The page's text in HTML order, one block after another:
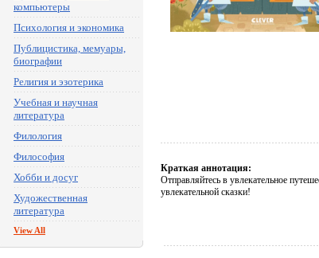
компьютеры
Психология и экономика
Публицистика, мемуары,
биографии
Религия и эзотерика
Учебная и научная
литература
Филология
Философия
Хобби и досуг
Художественная
литература
View All
Краткая аннотация:
Отправляйтесь в увлекательное
увлекательной сказки!